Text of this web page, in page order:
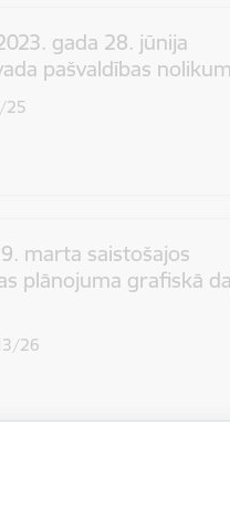
gada 28. jūnija
pašvaldības
25
marta saistošajos
plānojuma grafiskā
26